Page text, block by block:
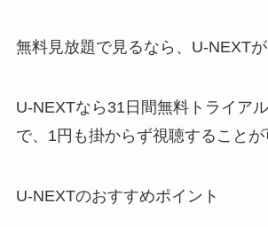
無料見放題で見るなら、U-NEXTが
U-NEXTなら31日間無料トライア
で、1円も掛からず視聴することが
U-NEXTのおすすめポイント